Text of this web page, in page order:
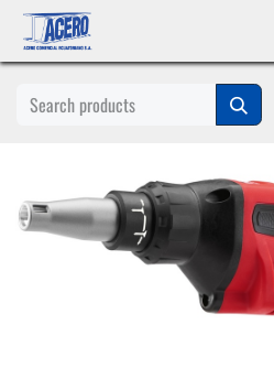
Ir al contenido